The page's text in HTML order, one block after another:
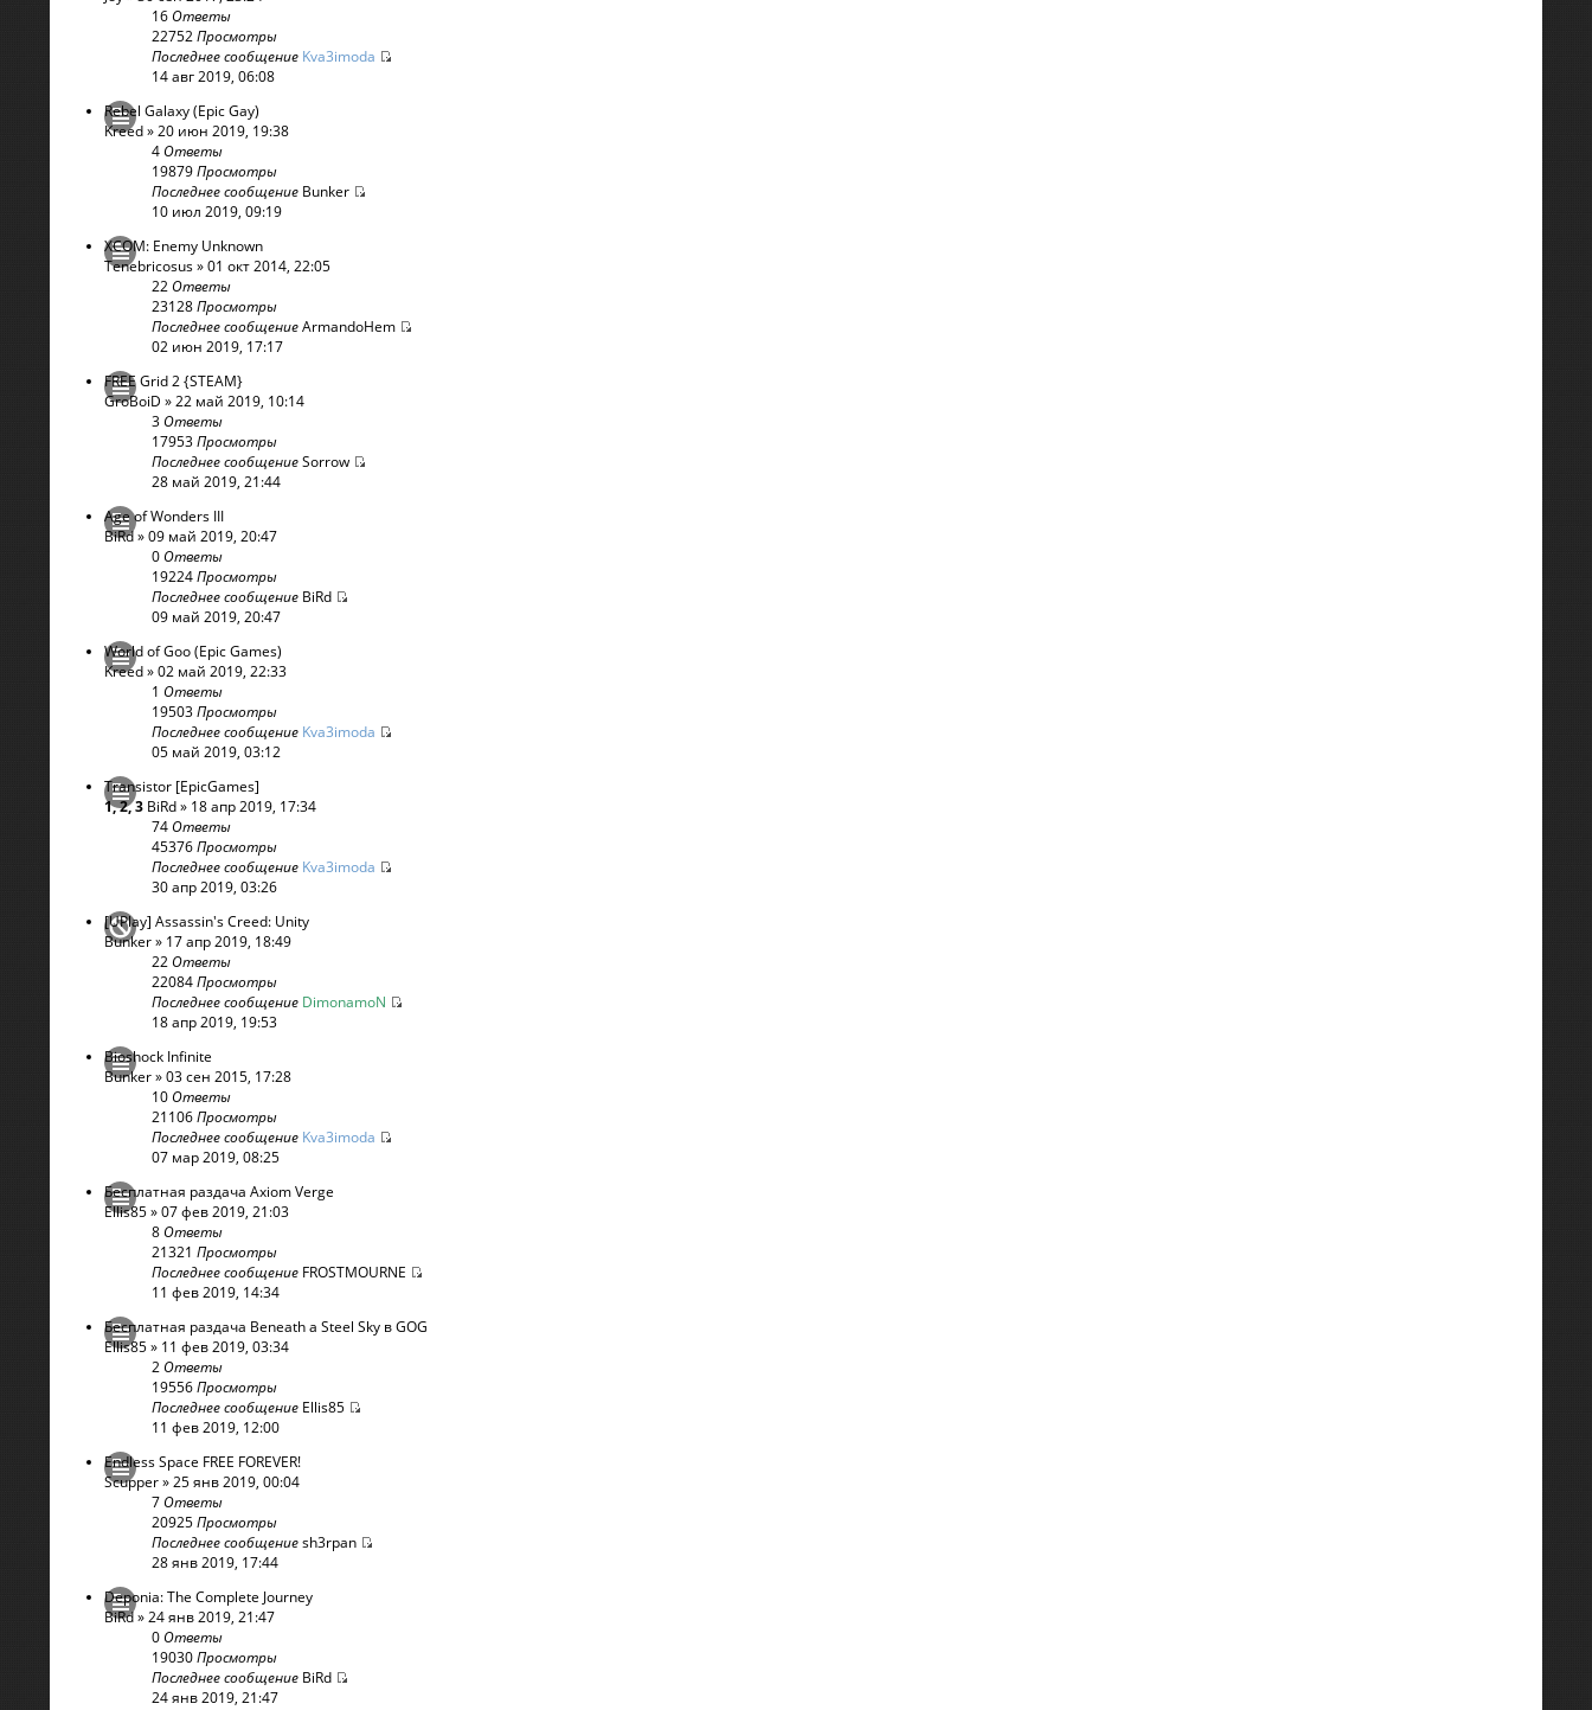
16Ответы
22752Просмотры
Последнее сообщение Kva3imoda
14 авг 2019, 06:08
Rebel Galaxy (Epic Gay)
Kreed» 20 июн 2019, 19:38
4Ответы
19879Просмотры
Последнее сообщение Bunker
10 июл 2019, 09:19
XCOM: Enemy Unknown
Tenebricosus» 01 окт 2014, 22:05
22Ответы
23128Просмотры
Последнее сообщениеArmandoHem
02 июн 2019, 17:17
FREE Grid 2 {STEAM}
GroBoiD » 22 май 2019, 10:14
3Ответы
17953Просмотры
Последнее сообщениеSorrow
28 май 2019, 21:44
Age of Wonders III
BiRd» 09 май 2019, 20:47
0Ответы
19224Просмотры
Последнее сообщение BiRd
09 май 2019, 20:47
World of Goo (Epic Games)
Kreed» 02 май 2019, 22:33
1 Ответы
19503Просмотры
Последнее сообщение Kva3imoda
05 май 2019, 03:12
Transistor [EpicGames]
1,2,3 BiRd» 18 апр 2019, 17:34
74Ответы
45376Просмотры
Последнее сообщение Kva3imoda
30 апр 2019, 03:26
[UPlay] Assassin's Creed: Unity
Bunker» 17 апр 2019, 18:49
22Ответы
22084Просмотры
Последнее сообщение DimonamoN
18 апр 2019, 19:53
Bioshock Infinite
Bunker» 03 сен 2015, 17:28
10Ответы
21106Просмотры
Последнее сообщение Kva3imoda
07 мар 2019, 08:25
Бесплатная раздача Axiom Verge
Ellis85» 07 фев 2019, 21:03
8Ответы
21321 Просмотры
Последнее сообщение FROSTMOURNE
11 фев 2019, 14:34
Бесплатная раздача Beneath a Steel Sky в GOG
Ellis85» 11 фев 2019, 03:34
2Ответы
19556Просмотры
Последнее сообщение Ellis85
11 фев 2019, 12:00
Endless Space FREE FOREVER!
Scupper» 25 янв 2019, 00:04
7Ответы
20925Просмотры
Последнее сообщениеsh3rpan
28 янв 2019, 17:44
Deponia: The Complete Journey
BiRd» 24 янв 2019, 21:47
0Ответы
19030Просмотры
Последнее сообщение BiRd
24 янв 2019, 21:47